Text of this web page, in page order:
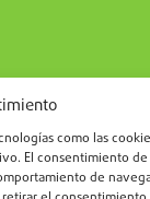
como las
El consentimiento de
de